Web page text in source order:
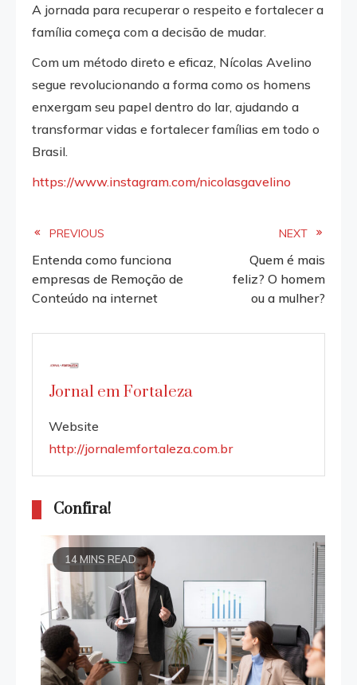
A jornada para recuperar o respeito e fortalecer a
família começa com a decisão de mudar.
Com um método direto e eficaz, Nícolas Avelino
segue revolucionando a forma como os homens
enxergam seu papel dentro do lar, ajudando a
transformar vidas e fortalecer famílias em todo o
Brasil.
https://www.instagram.com/nicolasgavelino
Read
more
articles
PREVIOUS
Entenda como funciona
empresas de Remoção de
Conteúdo na internet
NEXT
Quem é mais
feliz? O homem
ou a mulher?
Jornal em Fortaleza
Website
http://jornalemfortaleza.com.br
Confira!
14 MINS READ